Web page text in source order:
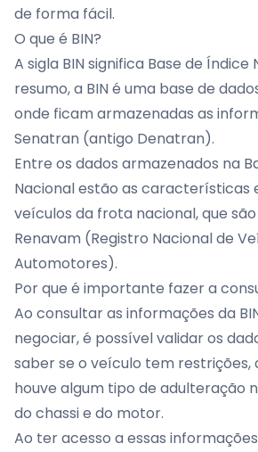
de forma fácil.
O que é BIN?
A sigla BIN significa Base de Índice
resumo, a BIN é uma base de
onde ficam armazenadas as
Senatran (antigo Denatran).
Entre os dados armazenados na
Nacional estão as características
veículos da frota nacional, que
Renavam (Registro Nacional de
Automotores).
Por que é importante fazer a
Ao consultar as informações da
negociar, é possível validar os
saber se o veículo tem restrições,
houve algum tipo de adulteração
do chassi e do motor.
Ao ter acesso a essas